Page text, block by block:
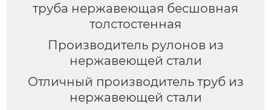
труба нержавеющая бесшовная
толстостенная
Производитель рулонов из
нержавеющей стали
Отличный производитель труб из
нержавеющей стали